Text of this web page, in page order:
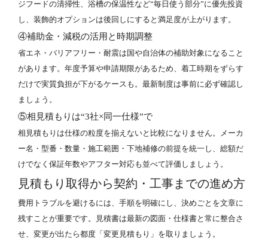
ジフードの清掃性、浴槽の保温性など“毎日使う部分”に優先投資
し、装飾的オプションは後回しにすると満足度が上がります。
④補助金・減税の活用と時期調整
省エネ・バリアフリー・耐震は国や自治体の補助対象になること
があります。年度予算や申請期限があるため、着工時期をずらす
だけで実質負担が下がるケースも。最新制度は事前に必ず確認し
ましょう。
⑤相見積もりは“3社×同一仕様”で
相見積もりは仕様の粒度を揃えないと比較になりません。メーカ
ー名・型番・数量・施工範囲・下地補修の前提を統一し、総額だ
けでなく保証年数やアフター対応も並べて評価しましょう。
見積もり取得から契約・工事までの進め方
費用トラブルを避けるには、手順を明確にし、決めごとを文章に
残すことが重要です。見積書は最新の図面・仕様書と常に整合さ
せ、変更が出たら都度「変更見積もり」を取りましょう。